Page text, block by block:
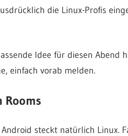
die Linux-Profis
Idee für diesen Abend
einfach vorab melden.
Rooms
steckt natürlich Linux.